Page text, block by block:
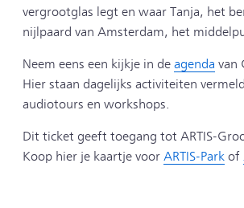
vergrootglas legt en waar Tanja, het
nijlpaard van Amsterdam, het
Neem eens een kijkje in de agenda van
Hier staan dagelijks activiteiten
audiotours en workshops.
Dit ticket geeft toegang tot ARTIS-
Koop hier je kaartje voor ARTIS-Park of